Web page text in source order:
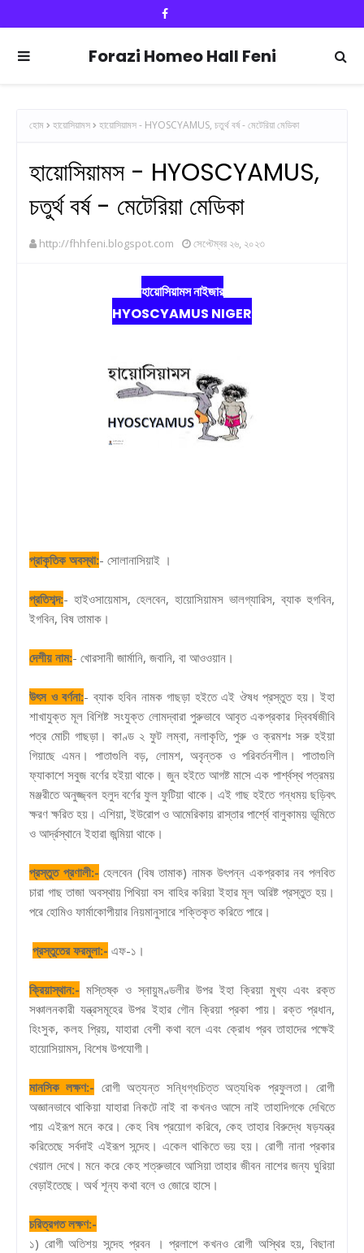
Forazi Homeo Hall Feni
হোম হায়োসিয়ামস হায়োসিয়ামস - HYOSCYAMUS, চতুর্থ বর্ষ - মেটেরিয়া মেডিকা
হায়োসিয়ামস - HYOSCYAMUS,
চতুর্থ বর্ষ - মেটেরিয়া মেডিকা
http://fhhfeni.blogspot.com সেপ্টেম্বর ২৬, ২০২৩
হায়োসিয়ামস নাইজার
HYOSCYAMUS NIGER
প্রাকৃতিক অবস্থা:- সোলানাসিয়াই ।
প্রতিশব্দ:- হাইওসায়েমাস, হেলবেন, হায়োসিয়ামস ভালগ্যারিস, ব্যাক হুগবিন,
ইগবিন, বিষ তামাক।
দেশীয় নাম:- খোরসানী জার্মানি, জবানি, বা আওওয়ান।
উৎস ও বর্ণনা:- ব্যাক হবিন নামক গাছড়া হইতে এই ঔষধ প্রস্তুত হয়। ইহা
শাখাযুক্ত মূল বিশিষ্ট সংযুক্ত লোমদ্বারা পুরুভাবে আবৃত একপ্রকার দ্বিবর্ষজীবি
পত্র মোচী গাছড়া। কাণ্ড ২ ফুট লম্বা, নলাকৃতি, পুরু ও ক্রমশঃ সরু হইয়া
গিয়াছে এমন। পাতাগুলি বড়, লোমশ, অবৃন্তক ও পরিবর্তনশীল। পাতাগুলি
ফ্যাকাশে সবুজ বর্ণের হইয়া থাকে। জুন হইতে আগষ্ট মাসে এক পার্শ্বস্থ পত্রময়
মঞ্জরীতে অনুজ্জ্বল হলুদ বর্ণের ফুল ফুটিয়া থাকে। এই গাছ হইতে গন্ধময় ছড়িবৎ
ক্ষরণ ক্ষরিত হয়। এশিয়া, ইউরোপ ও আমেরিকায় রাস্তার পার্শ্বে বালুকাময় ভূমিতে
ও আর্দ্রস্থানে ইহারা জন্মিয়া থাকে।
প্রস্তুত প্রণালী:- হেলবেন (বিষ তামাক) নামক উৎপন্ন একপ্রকার নব পলবিত
চারা গাছ তাজা অবস্থায় পিথিয়া বস বাহির করিয়া ইহার মূল অরিষ্ট প্রস্তুত হয়।
পরে হোমিও ফার্মাকোপীয়ার নিয়মানুসারে শক্তিকৃত করিতে পারে।
প্রস্তুতের ফরমুলা:- এফ-১।
ক্রিয়াস্থান:- মস্তিষ্ক ও স্নায়ুমণ্ডলীর উপর ইহা ক্রিয়া মুখ্য এবং রক্ত
সঞ্চালনকারী যন্ত্রসমূহের উপর ইহার গৌন ক্রিয়া প্রকা পায়। রক্ত প্রধান,
হিংসুক, কলহ প্রিয়, যাহারা বেশী কথা বলে এবং ক্রোধ প্রব তাহাদের পক্ষেই
হায়োসিয়ামস, বিশেষ উপযোগী।
মানসিক লক্ষণ:- রোগী অত্যন্ত সন্ধিগ্ধচিত্ত অত্যধিক প্রফুলতা। রোগী
অজ্ঞানভাবে থাকিয়া যাহারা নিকটে নাই বা কখনও আসে নাই তাহাদিগকে দেখিতে
পায় এইরূপ মনে করে। কেহ বিষ প্রয়োগ করিবে, কেহ তাহার বিরুদ্ধে ষড়যন্ত্র
করিতেছে সর্বদাই এইরূপ সন্দেহ। একেল থাকিতে ভয় হয়। রোগী নানা প্রকার
খেয়াল দেখে। মনে করে কেহ শত্রুভাবে আসিয়া তাহার জীবন নাশের জন্য ঘুরিয়া
বেড়াইতেছে। অর্থ শূন্য কথা বলে ও জোরে হাসে।
চরিত্রগত লক্ষণ:-
১) রোগী অতিশয় সন্দেহ প্রবন । প্রলাপে কখনও রোগী অস্থির হয়, বিছানা